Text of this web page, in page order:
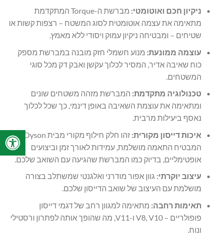
ניקיון חכם ואוטומטי:
מברשת ה-Torque המתקדמת
מתאימה את עצמה אוטומטית לסוג המשטח – רצפות קשות או
שטיחים – ומבטיחה ניקיון עמוק ויסודי ללא מאמץ.
עוצמה ממונעת: מנוע חשמלי חזק מובנה במברשת מספק
כוח שאיבה אדיר, המסיר לכלוך עקשן ואבק דק מכל סוגי
המשטחים.
טכנולוגיה מתקדמת: המברשת מזהה משטחים שונים
ומתאימה את עוצמת השאיבה באופן דינמי, כך שכל לכלוך
נאסף ביעילות מרבית.
איכות דייסון מקורית:
המבטיח התאמה מושלמת, עמידות לאורך זמן וביצועים
אופטימליים, בדיוק כמו המברשת שהגיעה עם השואב שלכם.
עיצוב יוקרתי: גוון אפור מודרני ואלגנטי שמשתלב בצורה
מושלמת עם העיצוב של שואב הדייסון שלכם.
תאימות רחבה: מתאימה למגוון רחב של דגמי דייסון
פופולריים – V8, V10 ו-V11, מה שהופך אותה לפתרון ורסטילי
ונוח.